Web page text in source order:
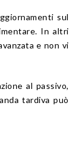
sul
In altri
e non vi
al passivo,
tardiva può